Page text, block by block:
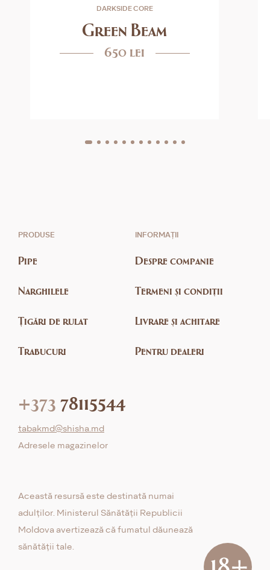
DARKSIDE CORE
Green Beam
650 lei
PRODUSE
Pipe
Narghilele
Țigări de rulat
Trabucuri
INFORMAȚII
Despre companie
Termeni și condiții
Livrare și achitare
Pentru dealeri
+373 78115544
tabakmd@shisha.md
Adresele magazinelor
Această resursă este destinată numai
adulților. Ministerul Sănătății Republicii
Moldova avertizează că fumatul dăunează
sănătății tale.